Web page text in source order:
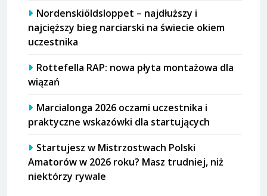
Nordenskiöldsloppet – najdłuższy i
najcięższy bieg narciarski na świecie okiem
uczestnika
Rottefella RAP: nowa płyta montażowa dla
wiązań
Marcialonga 2026 oczami uczestnika i
praktyczne wskazówki dla startujących
Startujesz w Mistrzostwach Polski
Amatorów w 2026 roku? Masz trudniej, niż
niektórzy rywale